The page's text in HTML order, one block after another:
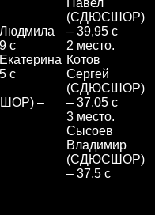
с
с
–
(СДЮСШОР)
– 39,95 с
2 место.
Котов
Сергей
(СДЮСШОР)
– 37,05 с
3 место.
Сысоев
Владимир
(СДЮСШОР)
– 37,5 с